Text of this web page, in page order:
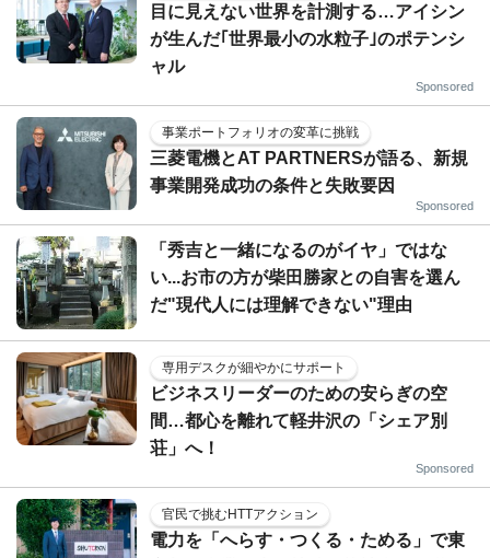
目に見えない世界を計測する…アイシン
が生んだ｢世界最小の水粒子｣のポテンシ
ャル
Sponsored
事業ポートフォリオの変革に挑戦
三菱電機とAT PARTNERSが語る、新規
事業開発成功の条件と失敗要因
Sponsored
「秀吉と一緒になるのがイヤ」ではな
い...お市の方が柴田勝家との自害を選ん
だ"現代人には理解できない"理由
専用デスクが細やかにサポート
ビジネスリーダーのための安らぎの空
間…都心を離れて軽井沢の「シェア別
荘」へ！
Sponsored
官民で挑むHTTアクション
電力を「へらす・つくる・ためる」で東